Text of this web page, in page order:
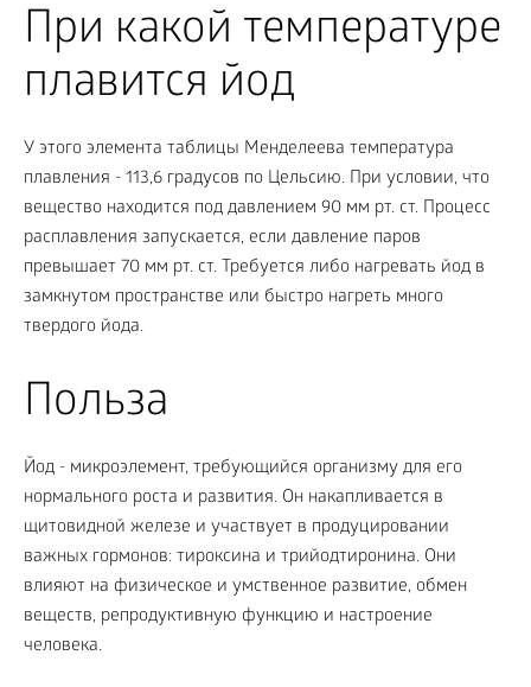
При какой температуре
плавится йод
У этого элемента таблицы Менделеева температура
плавления - 113,6 градусов по Цельсию. При условии, что
вещество находится под давлением 90 мм рт. ст. Процесс
расплавления запускается, если давление паров
превышает 70 мм рт. ст. Требуется либо нагревать йод в
замкнутом пространстве или быстро нагреть много
твердого йода.
Польза
Йод - микроэлемент, требующийся организму для его
нормального роста и развития. Он накапливается в
щитовидной железе и участвует в продуцировании
важных гормонов: тироксина и трийодтиронина. Они
влияют на физическое и умственное развитие, обмен
веществ, репродуктивную функцию и настроение
человека.